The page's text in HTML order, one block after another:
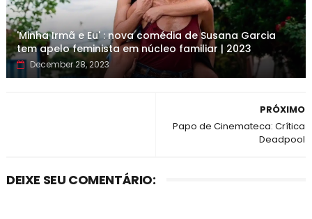
'Minha Irmã e Eu' : nova comédia de Susana Garcia
tem apelo feminista em núcleo familiar | 2023
December 28, 2023
PRÓXIMO
Papo de Cinemateca: Crítica
Deadpool
DEIXE SEU COMENTÁRIO: